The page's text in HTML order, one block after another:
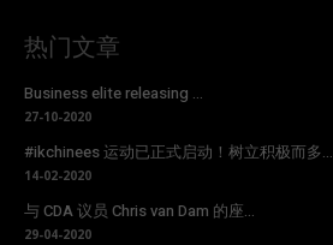
热门文章
Business elite releasing ...
27-10-2020
#ikchinees 运动已正式启动！树立积极而多...
14-02-2020
与 CDA 议员 Chris van Dam 的座...
29-04-2020